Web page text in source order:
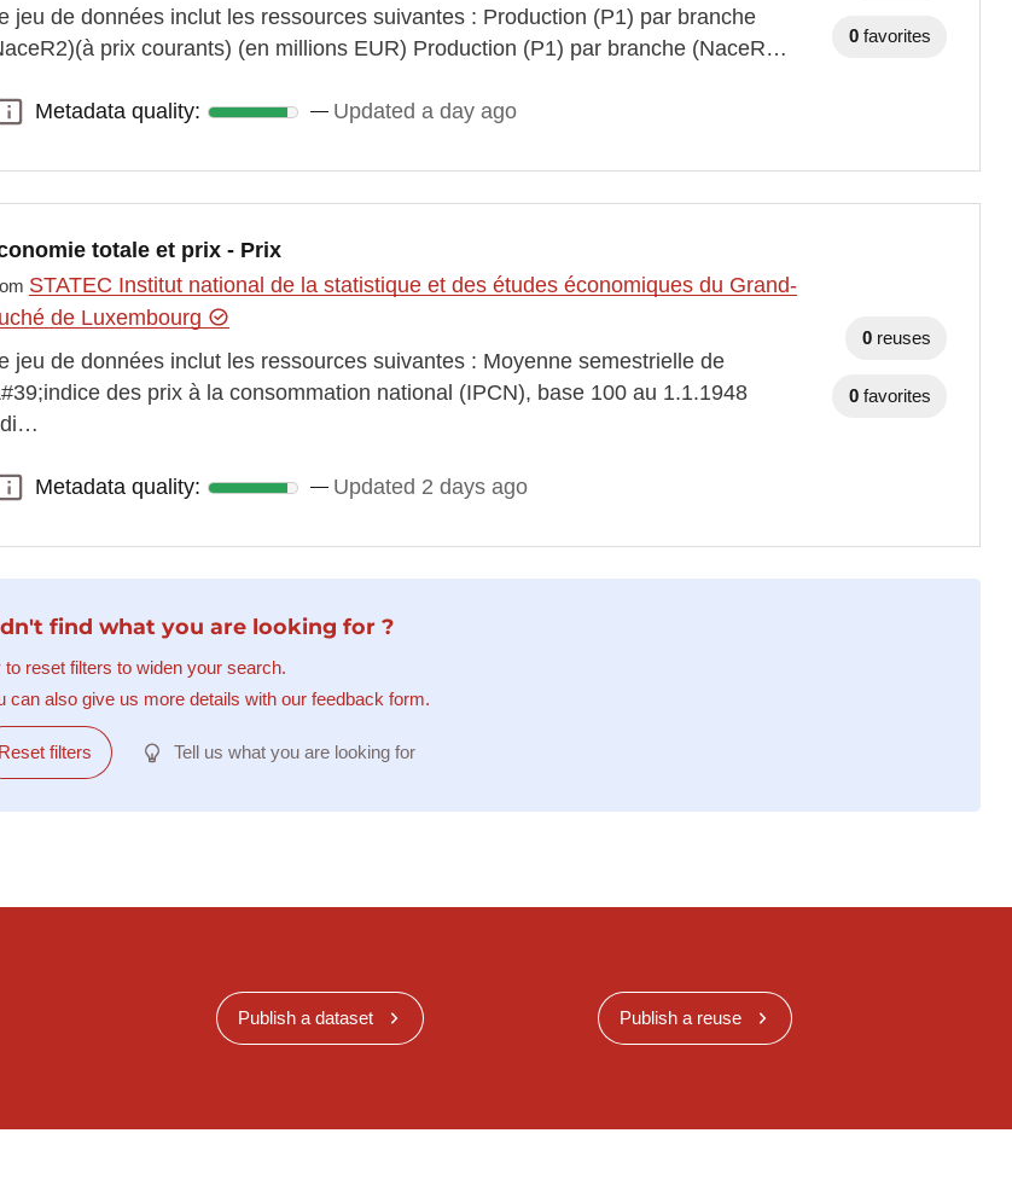
jeu de données inclut les ressources suivantes : Production (P1) par branche
prix courants) (en millions EUR) Production (P1) par branche (NaceR…
Metadata quality:
Metadata quality: Updated a day ago
0 favorites
totale et prix - Prix
STATEC Institut national de la statistique et des études économiques du Grand-
de Luxembourg
jeu de données inclut les ressources suivantes : Moyenne semestrielle de
des prix à la consommation national (IPCN), base 100 au 1.1.1948
Metadata quality:
Metadata quality: Updated 2 days ago
0 reuses
0 favorites
find what you are looking for ?
to reset filters to widen your search.
can also give us more details with our feedback form.
Reset filters Tell us what you are looking for
Publish a dataset Publish a reuse